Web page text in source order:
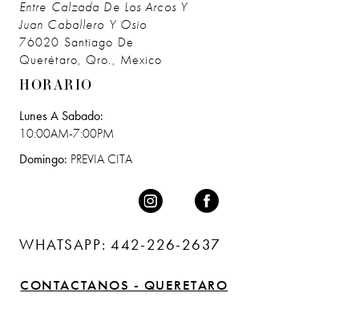
Entre Calzada De Los Arcos Y
Juan Caballero Y Osio
76020 Santiago De
Querétaro, Qro., Mexico
HORARIO
Lunes A Sabado:
10:00AM-7:00PM
Domingo: PREVIA CITA
WHATSAPP: 442-226-2637
CONTACTANOS - QUERETARO